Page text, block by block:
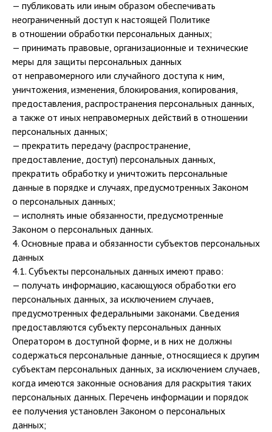
— публиковать или иным образом обеспечивать
неограниченный доступ к настоящей Политике
в отношении обработки персональных данных;
— принимать правовые, организационные и технические
меры для защиты персональных данных
от неправомерного или случайного доступа к ним,
уничтожения, изменения, блокирования, копирования,
предоставления, распространения персональных данных,
а также от иных неправомерных действий в отношении
персональных данных;
— прекратить передачу (распространение,
предоставление, доступ) персональных данных,
прекратить обработку и уничтожить персональные
данные в порядке и случаях, предусмотренных Законом
о персональных данных;
— исполнять иные обязанности, предусмотренные
Законом о персональных данных.
4. Основные права и обязанности субъектов персональных
данных
4.1. Субъекты персональных данных имеют право:
— получать информацию, касающуюся обработки его
персональных данных, за исключением случаев,
предусмотренных федеральными законами. Сведения
предоставляются субъекту персональных данных
Оператором в доступной форме, и в них не должны
содержаться персональные данные, относящиеся к другим
субъектам персональных данных, за исключением случаев,
когда имеются законные основания для раскрытия таких
персональных данных. Перечень информации и порядок
ее получения установлен Законом о персональных
данных;